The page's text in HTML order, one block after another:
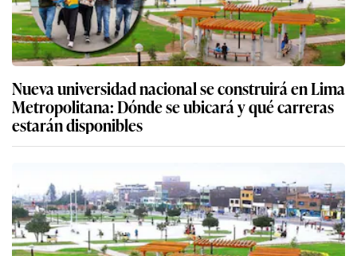
Nueva universidad nacional se construirá en Lima
Metropolitana: Dónde se ubicará y qué carreras
estarán disponibles